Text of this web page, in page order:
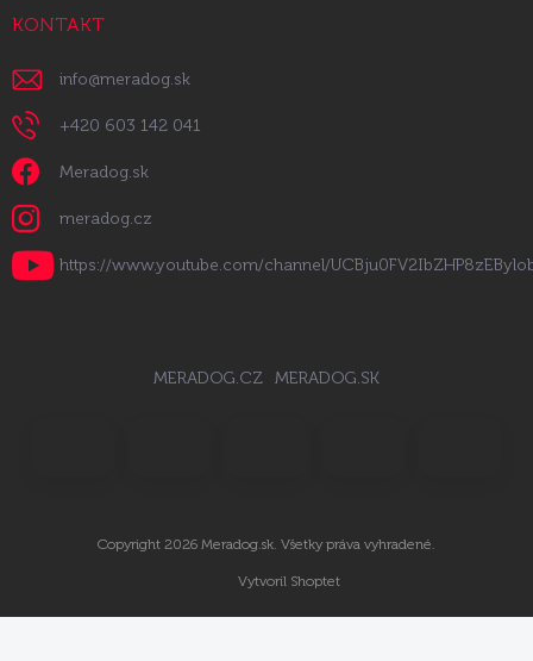
KONTAKT
info@meradog.sk
+420 603 142 041
Meradog.sk
meradog.cz
https://www.youtube.com/channel/
MERADOG.CZ MERADOG.SK
Vytvoril Shoptet
Copyright 2026 Meradog.sk. Všetky práva vyhradené.